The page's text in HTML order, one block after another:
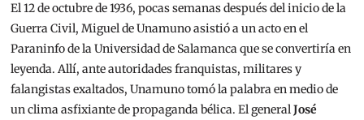
El 12 de octubre de 1936, pocas semanas después del inicio de la
Guerra Civil, Miguel de Unamuno asistió a un acto en el
Paraninfo de la Universidad de Salamanca que se convertiría en
leyenda. Allí, ante autoridades franquistas, militares y
falangistas exaltados, Unamuno tomó la palabra en medio de
un clima asfixiante de propaganda bélica. El generalJosé